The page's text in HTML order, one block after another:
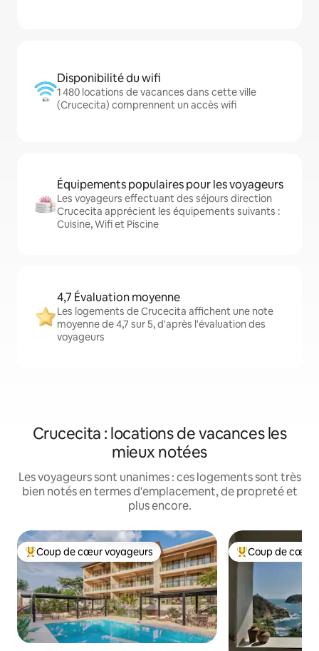
Disponibilité du wifi
1 480 locations de vacances dans cette ville
(Crucecita) comprennent un accès wifi
Équipements populaires pour les voyageurs
Les voyageurs effectuant des séjours direction
Crucecita apprécient les équipements suivants :
Cuisine, Wifi et Piscine
4,7 Évaluation moyenne
Les logements de Crucecita affichent une note
moyenne de 4,7 sur 5, d'après l'évaluation des
voyageurs
Crucecita : locations de vacances les
mieux notées
Les voyageurs sont unanimes : ces logements sont très
bien notés en termes d'emplacement, de propreté et
plus encore.
Coups de cœur voyageurs les plus appréciés
Coup de cœur voyageurs Coups de cœur
Coup de cœur